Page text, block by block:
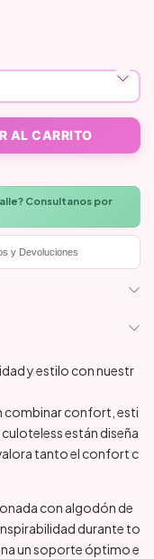
Consultanos por
y Devoluciones
y estilo con nuestr
combinar confort, esti
están diseña
tanto el confort c
con algodón de
durante to
un soporte óptimo e